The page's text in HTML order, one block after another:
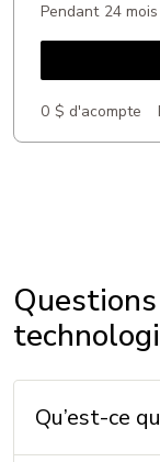
Pendant 24 mois
0 $ d'acompte
Qu’est-ce